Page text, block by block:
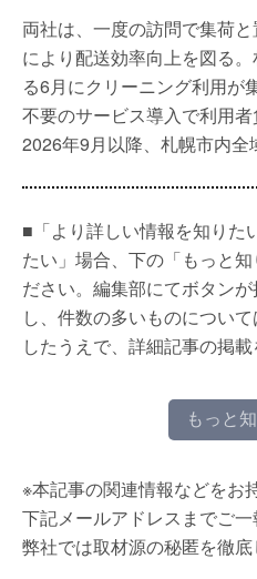
両社は、一度の訪問で集荷
により配送効率向上を図る
る6月にクリーニング利用が
不要のサービス導入で利用
2026年9月以降、札幌市内全
■「より詳しい情報を知りた
たい」場合、下の「もっと
ださい。編集部にてボタン
し、件数の多いものについ
したうえで、詳細記事の掲載
もっと
※本記事の関連情報などをお
下記メールアドレスまでご一
弊社では取材源の秘匿を徹底